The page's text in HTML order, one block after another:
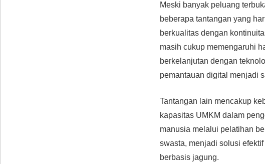
Meski banyak peluang
beberapa tantangan yang
berkualitas dengan
masih cukup memengaruhi
berkelanjutan dengan
pemantauan digital menjadi
Tantangan lain mencakup
kapasitas UMKM dalam
manusia melalui pelatihan
swasta, menjadi solusi
berbasis jagung.